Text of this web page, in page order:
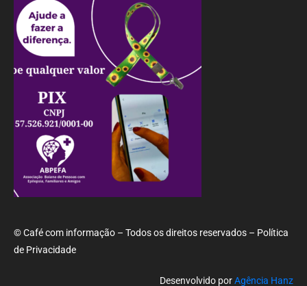
© Café com informação – Todos os direitos reservados – Política
de Privacidade
Desenvolvido porAgência Hanz